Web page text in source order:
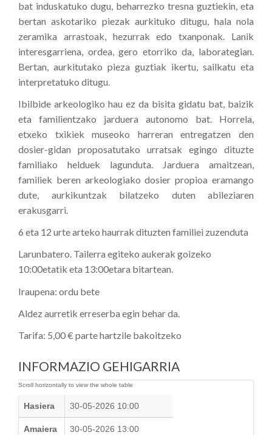
bat induskatuko dugu, beharrezko tresna guztiekin, eta
bertan askotariko piezak aurkituko ditugu, hala nola
zeramika arrastoak, hezurrak edo txanponak. Lanik
interesgarriena, ordea, gero etorriko da, laborategian.
Bertan, aurkitutako pieza guztiak ikertu, sailkatu eta
interpretatuko ditugu.
Ibilbide arkeologiko hau ez da bisita gidatu bat, baizik
eta familientzako jarduera autonomo bat. Horrela,
etxeko txikiek museoko harreran entregatzen den
dosier-gidan proposatutako urratsak egingo dituzte
familiako helduek lagunduta. Jarduera amaitzean,
familiek beren arkeologiako dosier propioa eramango
dute, aurkikuntzak bilatzeko duten abileziaren
erakusgarri.
6 eta 12 urte arteko haurrak dituzten familiei zuzenduta
Larunbatero. Tailerra egiteko aukerak goizeko
10:00etatik eta 13:00etara bitartean.
Iraupena: ordu bete
Aldez aurretik erreserba egin behar da.
Tarifa: 5,00 € parte hartzile bakoitzeko
INFORMAZIO GEHIGARRIA
Hasiera 30-05-2026 10:00
Amaiera 30-05-2026 13:00